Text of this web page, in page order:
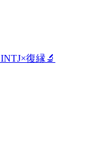
INTJ×復縁🔬